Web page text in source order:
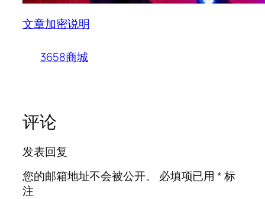
文章加密说明
3658商城
评论
发表回复
您的邮箱地址不会被公开。
必填项已用*标
注